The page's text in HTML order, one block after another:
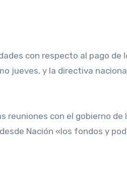
jueves, y la directiva
reuniones con el gobierno
Nación «los fondos y